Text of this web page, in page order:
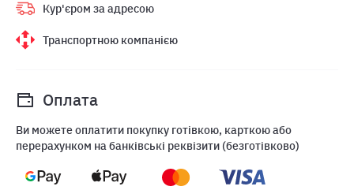
Кур'єром за адресою
Транспортною компанією
Оплата
Ви можете оплатити покупку готівкою, карткою або
перерахунком на банківські реквізити (безготівково)